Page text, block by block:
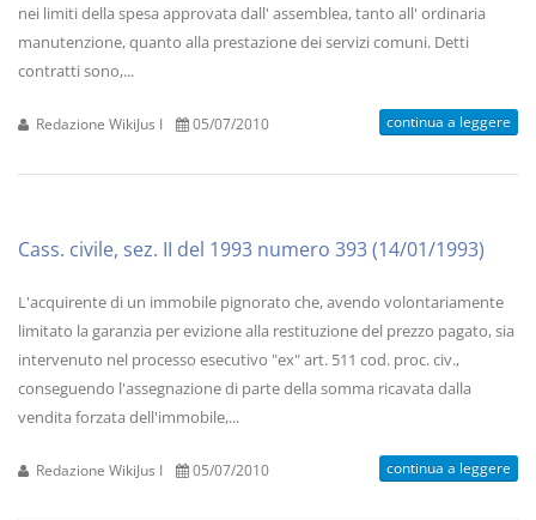
nei limiti della spesa approvata dall' assemblea, tanto all' ordinaria
manutenzione, quanto alla prestazione dei servizi comuni. Detti
contratti sono,...
Redazione WikiJus I 05/07/2010 continua a leggere
Cass. civile, sez. II del 1993 numero 393 (14/01/1993)
L'acquirente di un immobile pignorato che, avendo volontariamente
limitato la garanzia per evizione alla restituzione del prezzo pagato, sia
intervenuto nel processo esecutivo "ex" art. 511 cod. proc. civ.,
conseguendo l'assegnazione di parte della somma ricavata dalla
vendita forzata dell'immobile,...
Redazione WikiJus I 05/07/2010 continua a leggere